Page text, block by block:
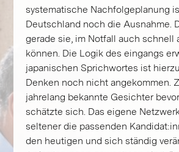
systematische Nachfolgeplanung
Deutschland noch die Ausnahme.
gerade sie, im Notfall auch schnell
können. Die Logik des eingangs
japanischen Sprichwortes ist
Denken noch nicht angekommen.
jahrelang bekannte Gesichter
schätzte sich. Das eigene
seltener die passenden
den heutigen und sich ständig